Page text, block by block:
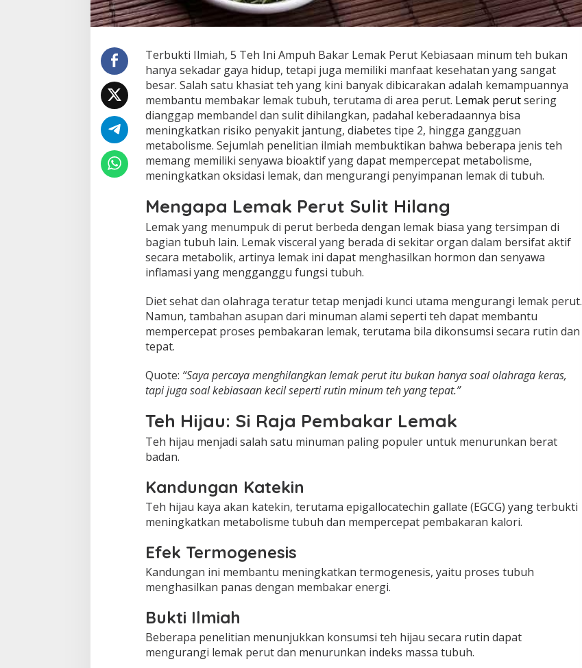
Terbukti Ilmiah, 5 Teh Ini Ampuh Bakar Lemak Perut Kebiasaan minum teh bukan
hanya sekadar gaya hidup, tetapi juga memiliki manfaat kesehatan yang sangat
besar. Salah satu khasiat teh yang kini banyak dibicarakan adalah kemampuannya
membantu membakar lemak tubuh, terutama di area perut. Lemak perutsering
dianggap membandel dan sulit dihilangkan, padahal keberadaannya bisa
meningkatkan risiko penyakit jantung, diabetes tipe 2, hingga gangguan
metabolisme. Sejumlah penelitian ilmiah membuktikan bahwa beberapa jenis teh
memang memiliki senyawa bioaktif yang dapat mempercepat metabolisme,
meningkatkan oksidasi lemak, dan mengurangi penyimpanan lemak di tubuh.
Mengapa Lemak Perut Sulit Hilang
Lemak yang menumpuk di perut berbeda dengan lemak biasa yang tersimpan di
bagian tubuh lain. Lemak visceral yang berada di sekitar organ dalam bersifat aktif
secara metabolik, artinya lemak ini dapat menghasilkan hormon dan senyawa
inflamasi yang mengganggu fungsi tubuh.
Diet sehat dan olahraga teratur tetap menjadi kunci utama mengurangi lemak perut.
Namun, tambahan asupan dari minuman alami seperti teh dapat membantu
mempercepat proses pembakaran lemak, terutama bila dikonsumsi secara rutin dan
tepat.
Quote: “Saya percaya menghilangkan lemak perut itu bukan hanya soal olahraga keras,
tapi juga soal kebiasaan kecil seperti rutin minum teh yang tepat.”
Teh Hijau: Si Raja Pembakar Lemak
Teh hijau menjadi salah satu minuman paling populer untuk menurunkan berat
badan.
Kandungan Katekin
Teh hijau kaya akan katekin, terutama epigallocatechin gallate (EGCG) yang terbukti
meningkatkan metabolisme tubuh dan mempercepat pembakaran kalori.
Efek Termogenesis
Kandungan ini membantu meningkatkan termogenesis, yaitu proses tubuh
menghasilkan panas dengan membakar energi.
Bukti Ilmiah
Beberapa penelitian menunjukkan konsumsi teh hijau secara rutin dapat
mengurangi lemak perut dan menurunkan indeks massa tubuh.